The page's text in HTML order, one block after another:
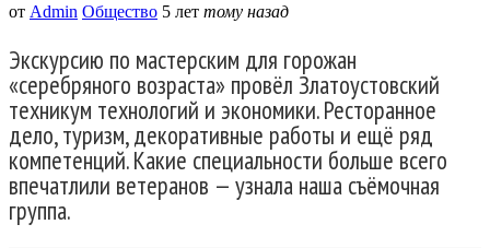
от Admin Общество 5 лет тому назад
Экскурсию по мастерским для горожан
«серебряного возраста» провёл Златоустовский
техникум технологий и экономики. Ресторанное
дело, туризм, декоративные работы и ещё ряд
компетенций. Какие специальности больше всего
впечатлили ветеранов — узнала наша съёмочная
группа.